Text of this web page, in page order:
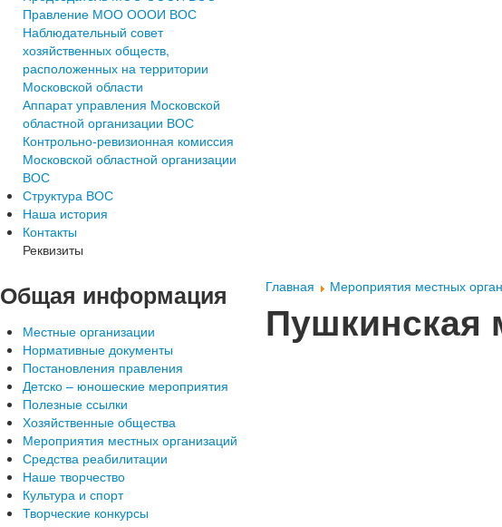
Правление МОО ОООИ ВОС
Наблюдательный совет
хозяйственных обществ,
расположенных на территории
Московской области
Аппарат управления Московской
областной организации ВОС
Контрольно-ревизионная комиссия
Московской областной организации
ВОС
Структура ВОС
Наша история
Контакты
Реквизиты
Главная
Мероприятия местных
Пушкинская
Общая информация
Местные организации
Нормативные документы
Постановления правления
Детско – юношеские мероприятия
Полезные ссылки
Хозяйственные общества
Мероприятия местных организаций
Средства реабилитации
Наше творчество
Культура и спорт
Творческие конкурсы